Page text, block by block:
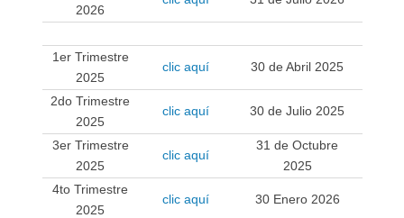
2026
1er Trimestre
2025
clic aquí 30 de Abril 2025
2do Trimestre
2025
clic aquí 30 de Julio 2025
3er Trimestre
2025
clic aquí
31 de Octubre
2025
4to Trimestre
2025
clic aquí 30 Enero 2026